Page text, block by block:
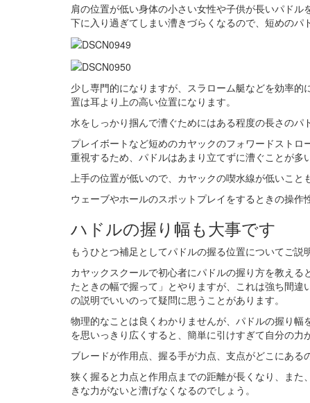
肩の位置が低い身体の小さい女性や子供が長いパド
下に入り過ぎてしまい漕きづらくなるので、短めのパ
少し専門的になりますが、スラローム艇などを効率
置は耳より上の高い位置になります。
水をしっかり掴んで漕ぐためにはある程度の長さのパ
プレイボートなど短めのカヤックのフォワードスト
重視するため、パドルはあまり立てずに漕ぐことが多
上手の位置が低いので、カヤックの喫水線が低いこと
ウェーブやホールのスポットプレイをするときの操作
ハドルの握り幅も大事です
もうひとつ補足としてパドルの握る位置についてご説
カヤックスクールで初心者にパドルの握り方を教え
たときの幅で握って」とやりますが、これは強ち間
の説明でいいのって疑問に思うことがあります。
物理的なことは良くわかりませんが、パドルの握り
を思いっきり広くすると、簡単に引けすぎて自分の力
ブレードが作用点、握る手が力点、支点がどこにある
狭く握ると力点と作用点までの距離が長くなり、ま
きな力がないと漕げなくなるのでしょう。